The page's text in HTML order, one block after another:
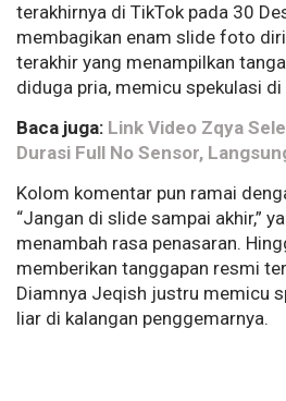
terakhirnya di TikTok pada 30
membagikan enam slide foto
terakhir yang menampilkan
diduga pria, memicu spekulasi
Baca juga: Link Video Zqya
Durasi Full No Sensor,
Kolom komentar pun ramai
“Jangan di slide sampai akhir,”
menambah rasa penasaran.
memberikan tanggapan resmi
Diamnya Jeqish justru memicu
liar di kalangan penggemarnya.